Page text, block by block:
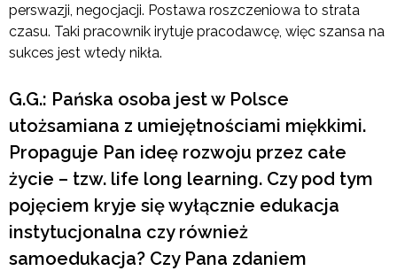
perswazji, negocjacji. Postawa roszczeniowa to strata
czasu. Taki pracownik irytuje pracodawcę, więc szansa na
sukces jest wtedy nikła.
G.G.: Pańska osoba jest w Polsce
utożsamiana z umiejętnościami miękkimi.
Propaguje Pan ideę rozwoju przez całe
życie – tzw. life long learning. Czy pod tym
pojęciem kryje się wyłącznie edukacja
instytucjonalna czy również
samoedukacja? Czy Pana zdaniem